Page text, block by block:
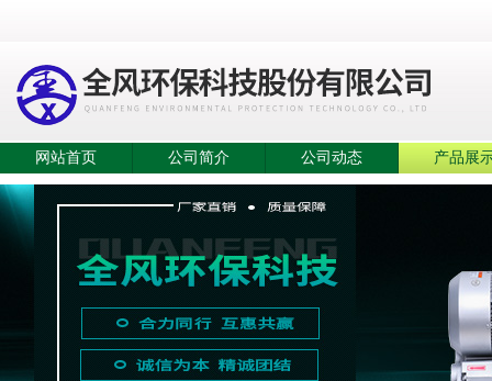
网站首页 公司简介 公司动态 产品展